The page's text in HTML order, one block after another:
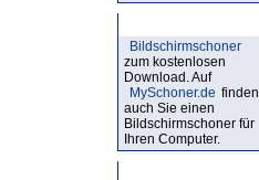
Bildschirmschoner
zum kostenlosen
Download. Auf
MySchoner.de finden
auch Sie einen
Bildschirmschoner für
Ihren Computer.